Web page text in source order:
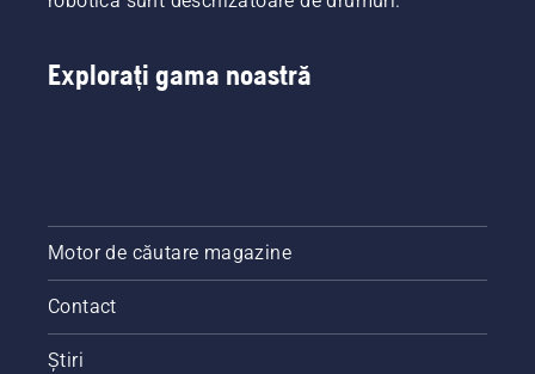
Explorați gama noastră
Motor de căutare magazine
Contact
Știri